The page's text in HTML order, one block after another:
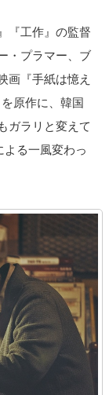
『工作』の監督
・プラマー、ブ
画『手紙は憶え
原作に、韓国
ガラリと変えて
る一風変わっ